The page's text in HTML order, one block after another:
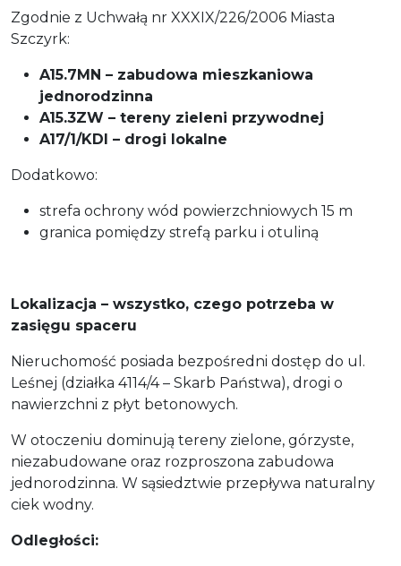
Zgodnie z Uchwałą nr XXXIX/226/2006 Miasta
Szczyrk:
A15.7MN – zabudowa mieszkaniowa
jednorodzinna
A15.3ZW – tereny zieleni przywodnej
A17/1/KDI – drogi lokalne
Dodatkowo:
strefa ochrony wód powierzchniowych 15 m
granica pomiędzy strefą parku i otuliną
Lokalizacja – wszystko, czego potrzeba w
zasięgu spaceru
Nieruchomość posiada bezpośredni dostęp do ul.
Leśnej (działka 4114/4 – Skarb Państwa), drogi o
nawierzchni z płyt betonowych.
W otoczeniu dominują tereny zielone, górzyste,
niezabudowane oraz rozproszona zabudowa
jednorodzinna. W sąsiedztwie przepływa naturalny
ciek wodny.
Odległości: